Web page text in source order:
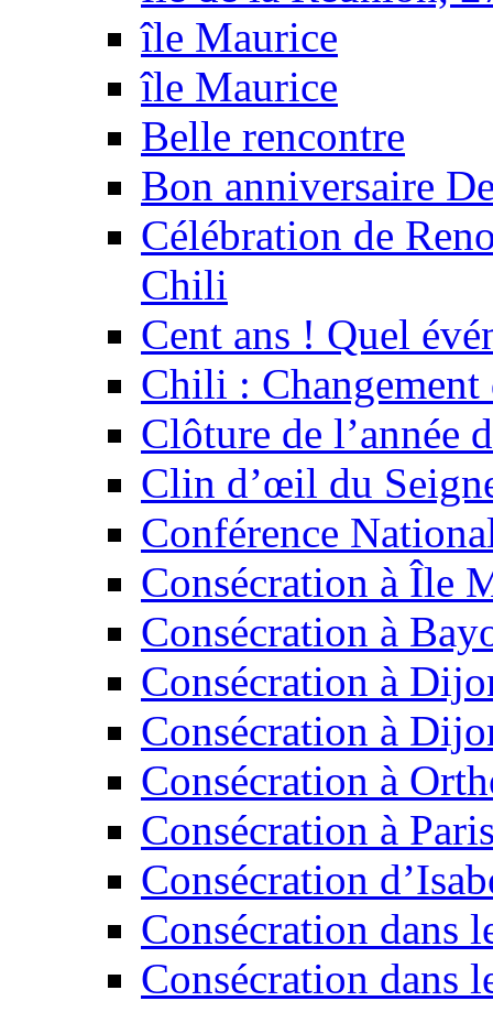
île Maurice
île Maurice
Belle rencontre
Bon anniversaire
Célébration de
Chili
Cent ans ! Quel
Chili : Changement
Clôture de l’année
Clin d’œil du
Conférence
Consécration à Île
Consécration à
Consécration à
Consécration à
Consécration à
Consécration à
Consécration
Consécration dans
Consécration dans